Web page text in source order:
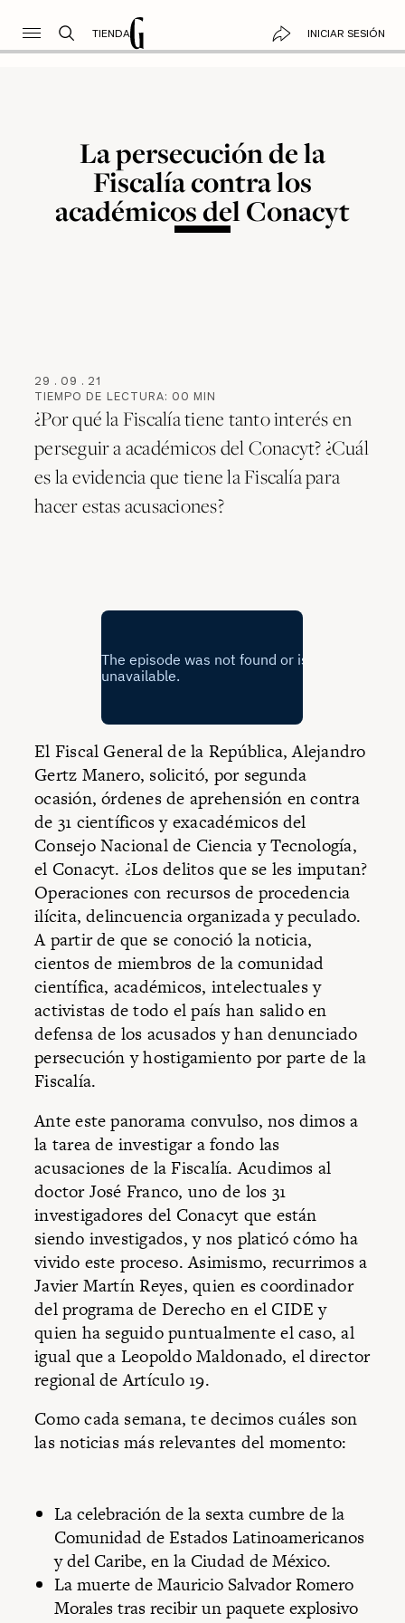
TIENDA INICIAR SESIÓN
La persecución de la
Fiscalía contra los
académicos del Conacyt
29 . 09 . 21
TIEMPO DE LECTURA: 00 MIN
¿Por qué la Fiscalía tiene tanto interés en
perseguir a académicos del Conacyt? ¿Cuál
es la evidencia que tiene la Fiscalía para
hacer estas acusaciones?
El Fiscal General de la República, Alejandro
Gertz Manero, solicitó, por segunda
ocasión, órdenes de aprehensión en contra
de 31 científicos y exacadémicos del
Consejo Nacional de Ciencia y Tecnología,
el Conacyt. ¿Los delitos que se les imputan?
Operaciones con recursos de procedencia
ilícita, delincuencia organizada y peculado.
A partir de que se conoció la noticia,
cientos de miembros de la comunidad
científica, académicos, intelectuales y
activistas de todo el país han salido en
defensa de los acusados y han denunciado
persecución y hostigamiento por parte de la
Fiscalía.
Ante este panorama convulso, nos dimos a
la tarea de investigar a fondo las
acusaciones de la Fiscalía. Acudimos al
doctor José Franco, uno de los 31
investigadores del Conacyt que están
siendo investigados, y nos platicó cómo ha
vivido este proceso. Asimismo, recurrimos a
Javier Martín Reyes, quien es coordinador
del programa de Derecho en el CIDE y
quien ha seguido puntualmente el caso, al
igual que a Leopoldo Maldonado, el director
regional de Artículo 19.
Como cada semana, te decimos cuáles son
las noticias más relevantes del momento:
La celebración de la sexta cumbre de la
Comunidad de Estados Latinoamericanos
y del Caribe, en la Ciudad de México.
La muerte de Mauricio Salvador Romero
Morales tras recibir un paquete explosivo